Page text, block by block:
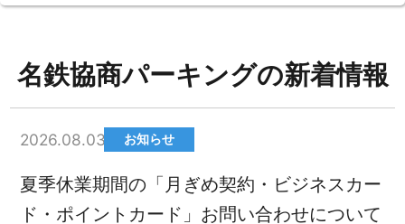
名鉄協商パーキングの新着情報
2026.08.03 お知らせ
夏季休業期間の「月ぎめ契約・ビジネスカー
ド・ポイントカード」お問い合わせについて